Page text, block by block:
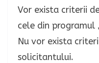
Vor exista criterii
cele din programul
Nu vor exista
solicitantului.